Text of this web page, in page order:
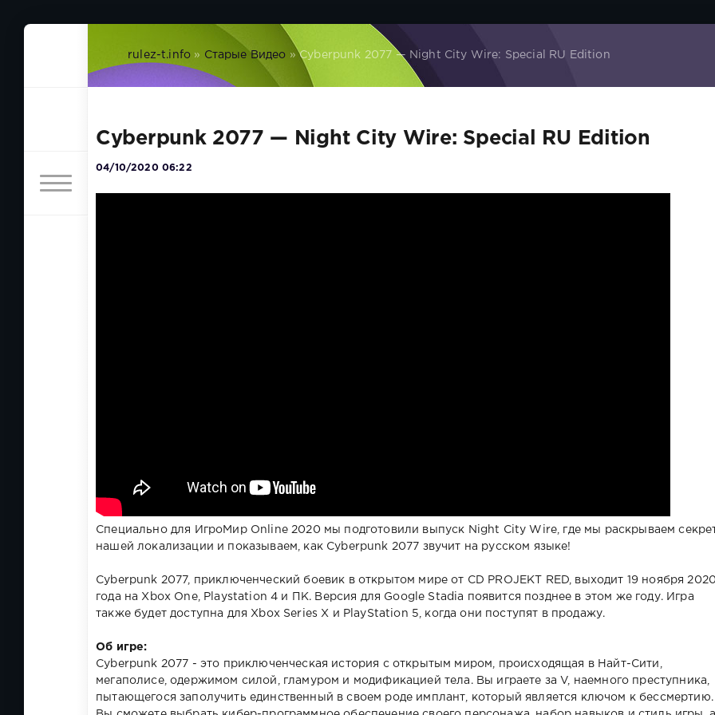
rulez-t.info » Старые Видео » Cyberpunk 2077 — Night City Wire: Special RU Edition
Cyberpunk 2077 — Night City Wire: Special RU Edition
04/10/2020 06:22
Специально для ИгроМир Online 2020 мы подготовили выпуск Night City Wire, где мы раскрываем
нашей локализации и показываем, как Cyberpunk 2077 звучит на русском языке!
Cyberpunk 2077, приключенческий боевик в открытом мире от CD PROJEKT RED, выходит 19 ноября 2020
года на Xbox One, Playstation 4 и ПК. Версия для Google Stadia появится позднее в этом же году. Игра
также будет доступна для Xbox Series X и PlayStation 5, когда они поступят в продажу.
Об игре:
Cyberpunk 2077 - это приключенческая история с открытым миром, происходящая в Найт-Сити,
мегаполисе, одержимом силой, гламуром и модификацией тела. Вы играете за V, наемного преступника,
пытающегося заполучить единственный в своем роде имплант, который является ключом к бессмертию.